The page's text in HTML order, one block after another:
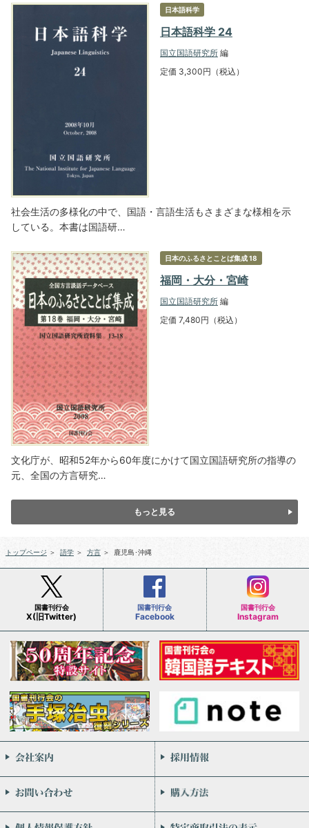
日本語科学
日本語科学 24
国立国語研究所 編
定価 3,300円（税込）
社会生活の多様化の中で、国語・言語生活もさまざまな様相を示
している。本書は国語研…
日本のふるさとことば集成 18
福岡・大分・宮崎
国立国語研究所 編
定価 7,480円（税込）
文化庁が、昭和52年から60年度にかけて国立国語研究所の指導の
元、全国の方言研究…
もっと見る
トップページ ＞ 語学 ＞ 方言 ＞ 鹿児島･沖縄
国書刊行会
X(旧Twitter)
国書刊行会
Facebook
国書刊行会
Instagram
会社案内
お問い合わせ
個人情報保護方針